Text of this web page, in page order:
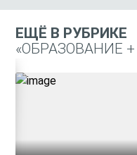
ЕЩЁ В РУБРИКЕ
«ОБРАЗОВАНИЕ